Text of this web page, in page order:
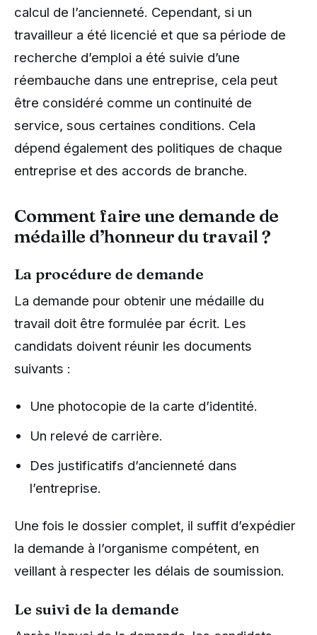
calcul de l’ancienneté. Cependant, si un
travailleur a été licencié et que sa période de
recherche d’emploi a été suivie d’une
réembauche dans une entreprise, cela peut
être considéré comme un continuité de
service, sous certaines conditions. Cela
dépend également des politiques de chaque
entreprise et des accords de branche.
Comment faire une demande de
médaille d’honneur du travail ?
La procédure de demande
La demande pour obtenir une médaille du
travail doit être formulée par écrit. Les
candidats doivent réunir les documents
suivants :
Une photocopie de la carte d’identité.
Un relevé de carrière.
Des justificatifs d’ancienneté dans
l’entreprise.
Une fois le dossier complet, il suffit d’expédier
la demande à l’organisme compétent, en
veillant à respecter les délais de soumission.
Le suivi de la demande